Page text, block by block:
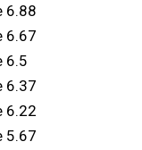
6.88
6.67
6.5
6.37
6.22
5.67